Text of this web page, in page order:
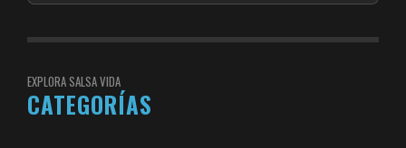
EXPLORA SALSA VIDA
CATEGORÍAS